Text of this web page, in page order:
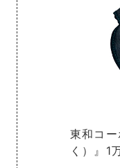
東和コ
く）』1